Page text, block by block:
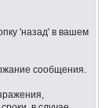
'назад' в вашем
сообщения.